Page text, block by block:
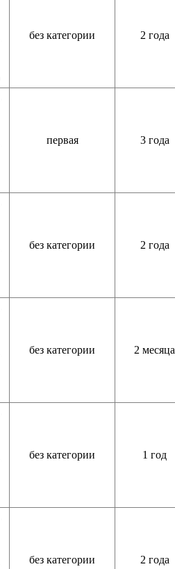
без категории 2 года
первая 3 года
без категории 2 года
без категории 2 месяца
без категории 1 год
без категории 2 года